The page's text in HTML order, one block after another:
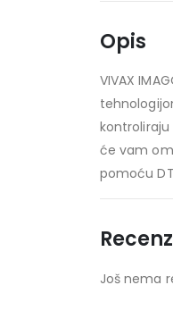
Opis
VIVAX
kontroliraju
će vam
pomoću
Još nema